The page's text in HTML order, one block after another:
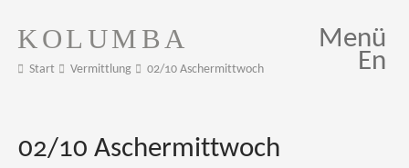
KOLUMBA
Start Vermittlung 02/10 Aschermittwoch
Menü
En
02/10 Aschermittwoch